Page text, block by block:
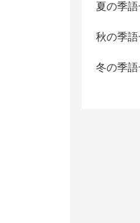
夏の季
秋の季
冬の季